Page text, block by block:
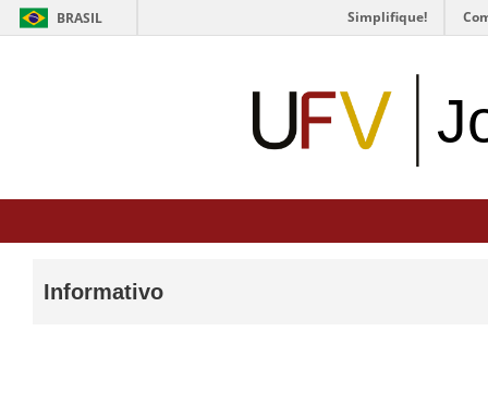
BRASIL Simplifique!
Informativo